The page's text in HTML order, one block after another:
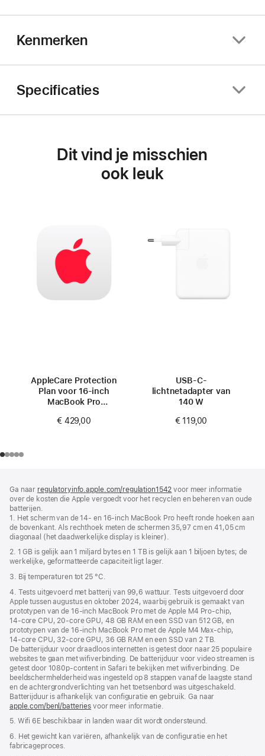
Kenmerken
Specificaties
Dit vind je misschien
ook leuk
AppleCare Protection
Plan voor 16‑inch
MacBook Pro
€ 429,00
USB‑C-
lichtnetadapter van
140 W
€ 119,00
Ga naar regulatoryinfo.apple.com/regulation1542 (wordt
in
venster
geopend)
voor meer informatie
over de kosten die Apple vergoedt voor het recyclen en beheren van oude
batterijen.
1. Het scherm van de 14‑ en 16-inch MacBook Pro heeft ronde hoeken aan
de bovenkant. Als rechthoek meten de schermen 35,97 cm en 41,05 cm
diagonaal (het daadwerkelijke display is kleiner).
2. 1 GB is gelijk aan 1 miljard bytes en 1 TB is gelijk aan 1 biljoen bytes; de
werkelijke, geformatteerde capaciteit ligt lager.
3. Bij temperaturen tot 25 °C.
4. Tests uitgevoerd met batterij van 99,6 wattuur. Tests uitgevoerd door
Apple tussen augustus en oktober 2024, waarbij gebruik is gemaakt van
prototypen van de 16‑inch MacBook Pro met de Apple M4 Pro-chip,
14‑core CPU, 20‑core GPU, 48 GB RAM en een SSD van 512 GB, en
prototypen van de 16‑inch MacBook Pro met de Apple M4 Max-chip,
14‑core CPU, 32‑core GPU, 36 GB RAM en een SSD van 2 TB.
De batterijduur voor draadloos internetten is getest door naar 25 populaire
websites te gaan met wifiverbinding. De batterijduur voor video streamen is
getest door 1080p-content in Safari te bekijken met wifiverbinding. De
beeldscherm­helderheid was ingesteld op 8 stappen vanaf de laagste stand
en de achtergrond­verlichting van het toetsenbord was uitgeschakeld.
Batterijduur is afhankelijk van configuratie en gebruik. Ga naar
apple.com/benl/batteries voor meer informatie.
5. Wifi 6E beschikbaar in landen waar dit wordt ondersteund.
6. Het gewicht kan variëren, afhankelijk van de configuratie en het
fabricageproces.